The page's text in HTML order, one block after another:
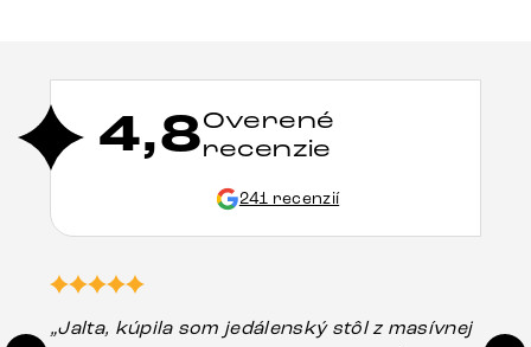
4,8Overené
recenzie
241 recenzií
„Jalta, kúpila som jedálenský stôl z masívnej